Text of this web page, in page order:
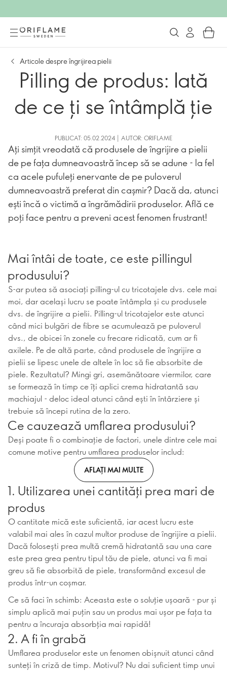
Articole despre îngrijirea pielii
Pilling de produs: Iată
de ce ți se întâmplă ție
PUBLICAT: 05.02.2024 | AUTOR: ORIFLAME
Ați simțit vreodată că produsele de îngrijire a pielii
de pe fața dumneavoastră încep să se adune - la fel
ca acele pufuleți enervante de pe puloverul
dumneavoastră preferat din cașmir? Dacă da, atunci
ești încă o victimă a îngrămădirii produselor. Află ce
poți face pentru a preveni acest fenomen frustrant!
Mai întâi de toate, ce este pillingul
produsului?
S-ar putea să asociați pilling-ul cu tricotajele dvs. cele mai
moi, dar același lucru se poate întâmpla și cu produsele
dvs. de îngrijire a pielii. Pilling-ul tricotajelor este atunci
când mici bulgări de fibre se acumulează pe puloverul
dvs., de obicei în zonele cu frecare ridicată, cum ar fi
axilele. Pe de altă parte, când produsele de îngrijire a
pielii se lipesc unele de altele în loc să fie absorbite de
piele. Rezultatul? Mingi gri, asemănătoare viermilor, care
se formează în timp ce îți aplici crema hidratantă sau
machiajul - deloc ideal atunci când ești în întârziere și
trebuie să începi rutina de la zero.
Ce cauzează umflarea produsului?
Deși poate fi o combinație de factori, unele dintre cele mai
comune motive pentru umflarea produselor includ:
AFLAȚI MAI MULTE
1. Utilizarea unei cantități prea mari de
produs
O cantitate mică este suficientă, iar acest lucru este
valabil mai ales în cazul multor produse de îngrijire a pielii.
Dacă folosești prea multă cremă hidratantă sau una care
este prea grea pentru tipul tău de piele, atunci va fi mai
greu să fie absorbită de piele, transformând excesul de
produs într-un coșmar.
Ce să faci în schimb: Aceasta este o soluție ușoară - pur și
simplu aplică mai puțin sau un produs mai ușor pe fața ta
pentru a încuraja absorbția mai rapidă!
2. A fi în grabă
Umflarea produselor este un fenomen obișnuit atunci când
sunteți în criză de timp. Motivul? Nu dai suficient timp unui